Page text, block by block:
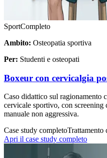
SportCompleto
Ambito: Osteopatia sportiva
Per: Studenti e osteopati
Boxeur con cervicalgia
Caso didattico sul ragionamento
cervicale sportivo, con screening
manuale non aggressiva.
Case study completoTrattamento
Apri il case study completo